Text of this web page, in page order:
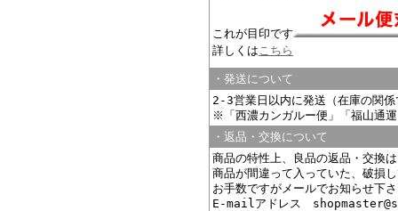
これが目印です
詳しくはこちら
・発送について
2-3営業日以内に発送（在庫の関
※「西濃カンガルー便」「福山通
・返品・交換について
商品の特性上、良品の返品・交換
商品が間違って入っていた、破損
お手数ですがメールでお知らせ下
E-mailアドレス